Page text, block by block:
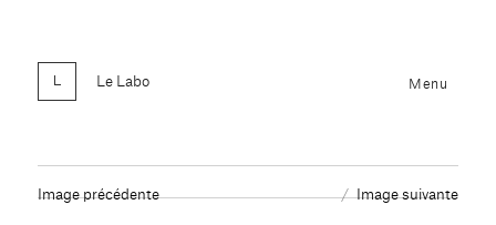
Le Labo Menu
Image précédente Image suivante